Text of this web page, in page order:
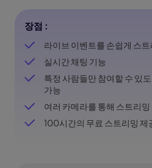
장점 :
라이브 이벤트를 손쉽게 스
실시간 채팅 기능
특정 사람들만 참여할 수 있
가능
여러 카메라를 통해 스트리밍
100시간의 무료 스트리밍 제